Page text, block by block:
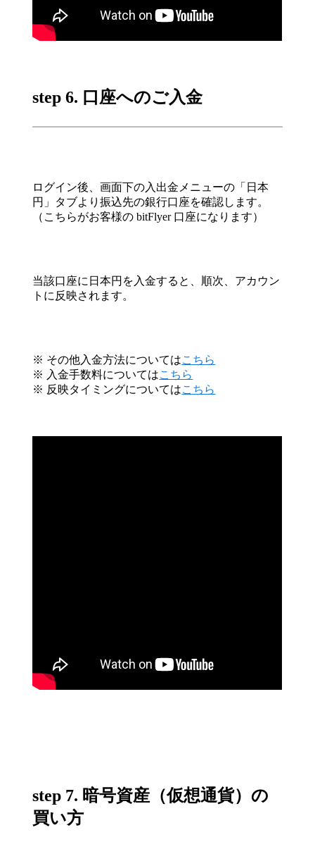
step 6. 口座へのご入金
ログイン後、画面下の入出金メニューの「日本
円」タブより振込先の銀行口座を確認します。
（こちらがお客様の bitFlyer 口座になります）
当該口座に日本円を入金すると、順次、アカウン
トに反映されます。
※ その他入金方法についてはこちら
※ 入金手数料についてはこちら
※ 反映タイミングについてはこちら
step 7. 暗号資産（仮想通貨）の
買い方